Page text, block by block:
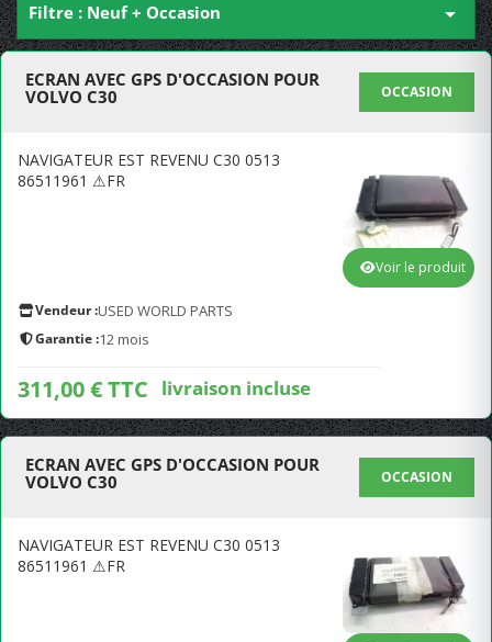
Filtre : Neuf + Occasion 
ECRAN AVEC GPS D'OCCASION POUR
VOLVO C30
OCCASION
NAVIGATEUR EST REVENU C30 0513
86511961 ⚠FR
Vendeur :USED WORLD PARTS
Garantie :12 mois
311,00 € TTC livraison incluse
Voir le produit
ECRAN AVEC GPS D'OCCASION POUR
VOLVO C30
OCCASION
NAVIGATEUR EST REVENU C30 0513
86511961 ⚠FR